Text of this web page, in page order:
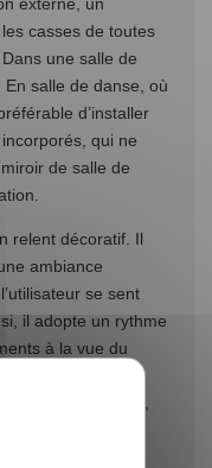
casses de toutes
une salle de
salle de danse, où
d’installer
qui ne
de salle de
relent décoratif. Il
ambiance
se sent
il adopte un rythme
à la vue du
toute la
un décor radieux,
du miroir,
mm. Munis d’un